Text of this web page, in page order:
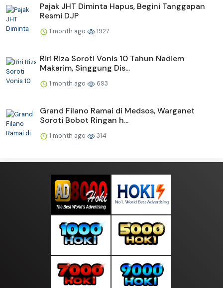
Pajak JHT Diminta Hapus, Begini Tanggapan
Resmi DJP
1 month ago 1927
Riri Riza Soroti Vonis 10 Tahun Nadiem
Makarim, Singgung Dis...
1 month ago 693
Grand Filano Ramai di Medsos, Warganet
Soroti Bobot Ringan h...
1 month ago 314